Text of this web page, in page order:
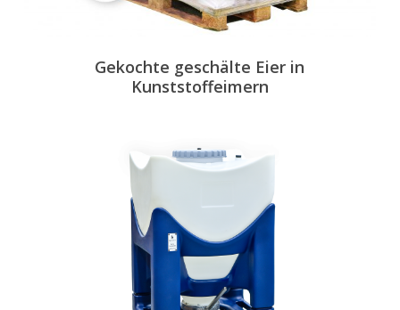
Gekochte geschälte Eier in
Kunststoffeimern